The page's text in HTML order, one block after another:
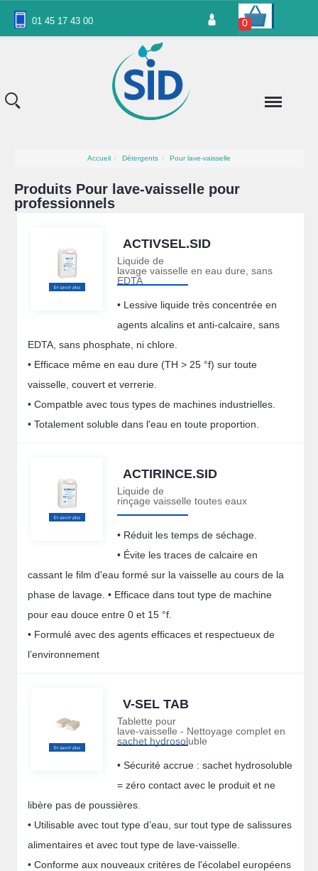
01 45 17 43 00 0
Accueil Détergents Pour lave-vaisselle
Produits Pour lave-vaisselle pour
professionnels
ACTIVSEL.SID
Liquide de
lavage vaisselle en eau dure, sans
EDTA
• Lessive liquide très concentrée en
agents alcalins et anti-calcaire, sans
EDTA, sans phosphate, ni chlore.
• Efficace même en eau dure (TH > 25 °f) sur toute
vaisselle, couvert et verrerie.
• Compatble avec tous types de machines industrielles.
• Totalement soluble dans l'eau en toute proportion.
ACTIRINCE.SID
Liquide de
rinçage vaisselle toutes eaux
• Réduit les temps de séchage.
• Évite les traces de calcaire en
cassant le film d'eau formé sur la vaisselle au cours de la
phase de lavage. • Efficace dans tout type de machine
pour eau douce entre 0 et 15 °f.
• Formulé avec des agents efficaces et respectueux de
l’environnement
V-SEL TAB
Tablette pour
lave-vaisselle - Nettoyage complet en
sachet hydrosoluble
• Sécurité accrue : sachet hydrosoluble
= zéro contact avec le produit et ne
libère pas de poussières.
• Utilisable avec tout type d’eau, sur tout type de salissures
alimentaires et avec tout type de lave-vaisselle.
• Conforme aux nouveaux critères de l'écolabel européens